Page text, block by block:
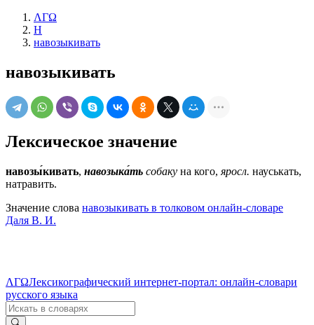
ΛΓΩ
Н
навозыкивать
навозыкивать
Лексическое значение
навозы́кивать, навозыка́ть собаку на кого, яросл. науськать,
натравить.
Значение слова навозыкивать в толковом онлайн-словаре
Даля В. И.
ΛΓΩЛексикографический интернет-портал: онлайн-словари
русского языка